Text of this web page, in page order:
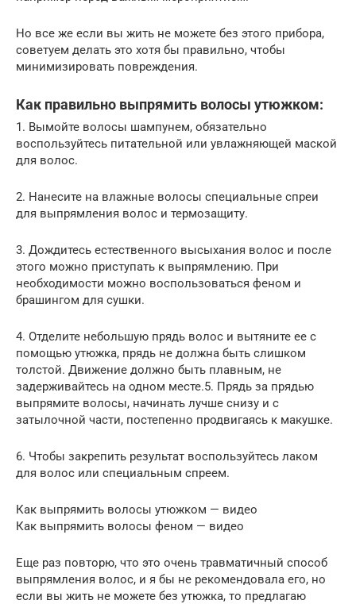
Но все же если вы жить не можете без этого прибора,
советуем делать это хотя бы правильно, чтобы
минимизировать повреждения.
Как правильно выпрямить волосы утюжком:
1. Вымойте волосы шампунем, обязательно
воспользуйтесь питательной или увлажняющей маской
для волос.
2. Нанесите на влажные волосы специальные спреи
для выпрямления волос и термозащиту.
3. Дождитесь естественного высыхания волос и после
этого можно приступать к выпрямлению. При
необходимости можно воспользоваться феном и
брашингом для сушки.
4. Отделите небольшую прядь волос и вытяните ее с
помощью утюжка, прядь не должна быть слишком
толстой. Движение должно быть плавным, не
задерживайтесь на одном месте.5. Прядь за прядью
выпрямите волосы, начинать лучше снизу и с
затылочной части, постепенно продвигаясь к макушке.
6. Чтобы закрепить результат воспользуйтесь лаком
для волос или специальным спреем.
Как выпрямить волосы утюжком — видео
Как выпрямить волосы феном — видео
Еще раз повторю, что это очень травматичный способ
выпрямления волос, и я бы не рекомендовала его, но
если вы жить не можете без утюжка, то предлагаю